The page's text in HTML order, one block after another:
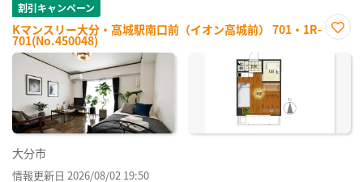
割引キャンペーン
Kマンスリー大分・高城駅南口前（イオン高城前） 701・1R-
701(No.450048)
に入
大分市
情報更新日 2026/08/02 19:50